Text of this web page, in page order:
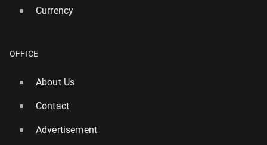
Currency
OFFICE
About Us
Contact
Advertisement